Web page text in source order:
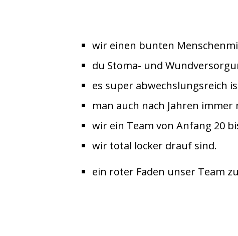
wir einen bunten
du Stoma- und
es super abwechslungsreich
man auch nach Jahren immer
wir ein Team von Anfang 20
wir total locker drauf sind.
ein roter Faden unser Team